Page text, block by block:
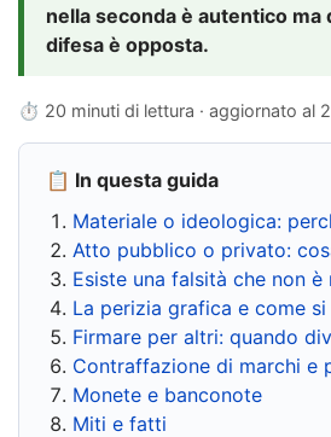
nella seconda è autentico ma
difesa è opposta.
⏱ 20 minuti di lettura · aggiornato al
📋 In questa guida
Materiale o ideologica:
Atto pubblico o privato:
Esiste una falsità che non è
La perizia grafica e come
Firmare per altri: quando
Contraffazione di marchi e
Monete e banconote
Miti e fatti